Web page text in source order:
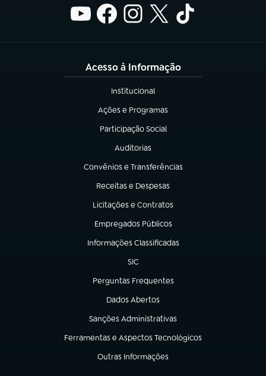
Acesso à Informação
Institucional
(abre em nova aba)
Ações e Programas
(abre em nova aba)
Participação Social
(abre em nova aba)
Auditorias
(abre em nova aba)
Convênios e Transferências
(abre em nova aba)
Receitas e Despesas
(abre em nova aba)
Licitações e Contratos
(abre em nova aba)
Empregados Públicos
(abre em nova aba)
Informações Classificadas
(abre em nova aba)
SIC
(abre em nova aba)
Perguntas Frequentes
(abre em nova aba)
Dados Abertos
(abre em nova aba)
Sanções Administrativas
(abre em nova aba)
Ferramentas e Aspectos Tecnológicos
(abre em nova aba)
Outras Informações
(abre em nova aba)